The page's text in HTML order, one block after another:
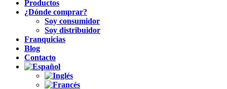
Productos
¿Dónde comprar?
Soy consumidor
Soy distribuidor
Franquicias
Blog
Contacto